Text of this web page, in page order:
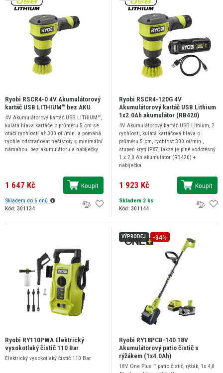
Ryobi RSCR4-0 4V Akumulátorový
kartáč USB LITHIUM™ bez AKU
4V Akumulátorový kartáč USB LITHIUM™,
kulatá hlava kartáče o průměru 5 cm se
otáčí rychlostí až 300 ot./min. a pomáhá
rychle odstraňovat nečistoty s minimální
námahou. bez akumulátoru a nabíječky
1 647 Kč Koupit
Skladem do 6 dnů
Kód: 301134
Ryobi RSCR4-120G 4V
Akumulátorový kartáč USB Lithium
1x2.0Ah akumulátor (RB420)
4V Akumulátorový kartáč USB Lithium, 2
rychlosti, kulatá kartáčová hlava o
průměru 5 cm, rychlost 300 ot/min.,
stupeň krytí IPX7, takže je plně vodotěsný
1 x 2,0 Ah akumulátor (RB420) +
nabíječka
1 923 Kč Koupit
Skladem 2 ks
Kód: 301144
Ryobi RY110PWA Elektrický
vysokotlaký čistič 110 Bar
Elektrický vysokotlaký čistič 110 Bar
VÝPRODEJ -34%
Ryobi RY18PCB-140 18V
Akumulátorový patio čistič s
rýžákem (1x4.0Ah)
18V One Plus ™ patio čistič, rýžák, 1x 4,0